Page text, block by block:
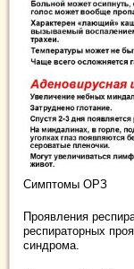
Симптомы ОРЗ
Проявления
респираторных
синдрома.